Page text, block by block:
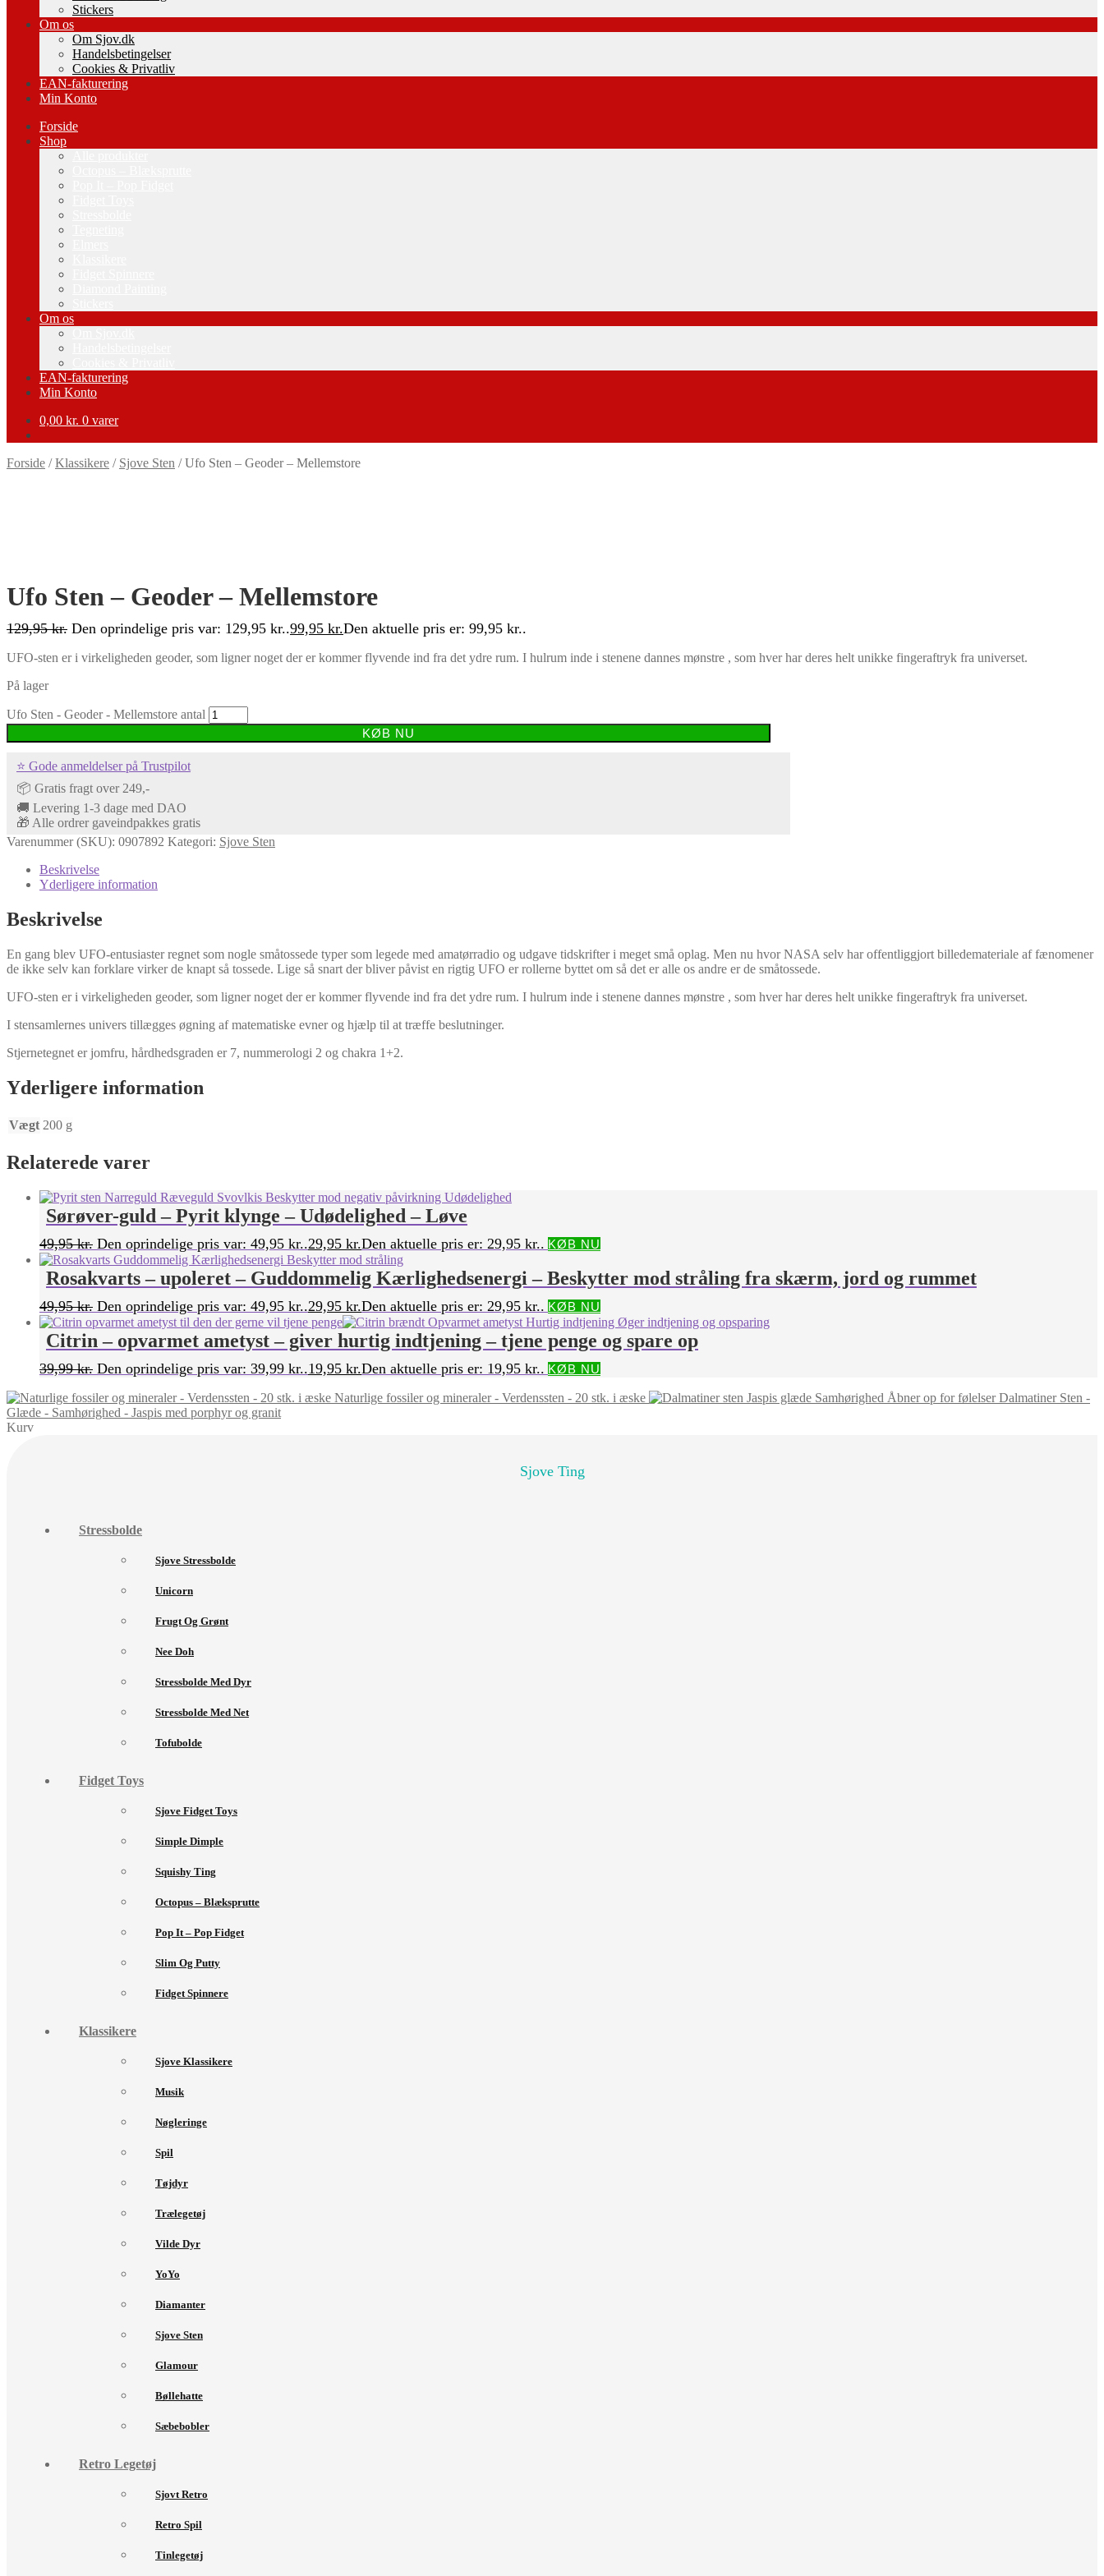
Stickers
Om os
Om Sjov.dk
Handelsbetingelser
Cookies & Privatliv
EAN-fakturering
Min Konto
Forside
Shop
Om os
EAN-fakturering
Min Konto
0,00 kr. 0 varer
Forside /Klassikere / Sjove Sten /Ufo Sten – Geoder – Mellemstore
-23%
Ufo Sten – Geoder – Mellemstore
129,95kr. Den oprindelige pris var: 129,95 kr..99,95 kr.Den aktuelle pris er: 99,95 kr..
UFO-sten er i virkeligheden geoder, som ligner noget der er kommer flyvende ind fra det ydre rum. I hulrum inde i stenene dannes mønstre , som hver har deres helt unikke fingeraftryk fra universet.
På lager
Ufo Sten - Geoder - Mellemstore antal
KØB NU
⭐ Gode anmeldelser på Trustpilot
📦 Gratis fragt over 249,-
🚚 Levering 1-3 dage med DAO
🎁 Alle ordrer gaveindpakkes gratis
Varenummer (SKU): 0907892 Kategori: Sjove Sten
Beskrivelse
Yderligere information
Beskrivelse
En gang blev UFO-entusiaster regnet som nogle småtossede typer som legede med amatørradio og udgave tidskrifter i meget små oplag. Men nu hvor NASA selv har offentliggjort billedemateriale af fænomener
de ikke selv kan forklare virker de knapt så tossede. Lige så snart der bliver påvist en rigtig UFO er rollerne byttet om så det er alle os andre er de småtossede.
UFO-sten er i virkeligheden geoder, som ligner noget der er kommer flyvende ind fra det ydre rum. I hulrum inde i stenene dannes mønstre , som hver har deres helt unikke fingeraftryk fra universet.
I stensamlernes univers tillægges øgning af matematiske evner og hjælp til at træffe beslutninger.
Stjernetegnet er jomfru, hårdhedsgraden er 7, nummerologi 2 og chakra 1+2.
Yderligere information
Vægt 200 g
Relaterede varer
Sørøver-guld – Pyrit klynge – Udødelighed – Løve
49,95kr. Den oprindelige pris var: 49,95 kr..29,95 kr.Den aktuelle pris er: 29,95 kr.. KØB NU
Rosakvarts – upoleret – Guddommelig Kærlighedsenergi – Beskytter mod stråling fra skærm, jord og rummet
49,95kr. Den oprindelige pris var: 49,95 kr..29,95 kr.Den aktuelle pris er: 29,95 kr.. KØB NU
Citrin – opvarmet ametyst – giver hurtig indtjening – tjene penge og spare op
39,99kr. Den oprindelige pris var: 39,99 kr..19,95 kr.Den aktuelle pris er: 19,95 kr.. KØB NU
Naturlige fossiler og mineraler - Verdenssten - 20 stk. i æske
Dalmatiner Sten -
Glæde - Samhørighed - Jaspis med porphyr og granit
Kurv
Sjove Ting
Stressbolde
Sjove Stressbolde
Unicorn
Frugt Og Grønt
Nee Doh
Stressbolde Med Dyr
Stressbolde Med Net
Tofubolde
Fidget Toys
Sjove Fidget Toys
Simple Dimple
Squishy Ting
Octopus – Blæksprutte
Pop It – Pop Fidget
Slim Og Putty
Fidget Spinnere
Klassikere
Sjove Klassikere
Musik
Nøgleringe
Spil
Tøjdyr
Trælegetøj
Vilde Dyr
YoYo
Diamanter
Sjove Sten
Glamour
Bøllehatte
Sæbebobler
Retro Legetøj
Sjovt Retro
Retro Spil
Tinlegetøj